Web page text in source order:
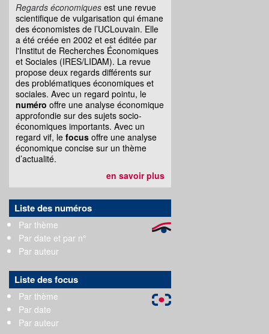
Regards économiques est une revue
scientifique de vulgarisation qui émane
des économistes de l’UCLouvain. Elle
a été créée en 2002 et est éditée par
l'Institut de Recherches Économiques
et Sociales (IRES/LIDAM). La revue
propose deux regards différents sur
des problématiques économiques et
sociales. Avec un regard pointu, le
numéro offre une analyse économique
approfondie sur des sujets socio-
économiques importants. Avec un
regard vif, le focus offre une analyse
économique concise sur un thème
d’actualité.
en savoir plus
Liste des numéros
Par thème
Par date et par n°
Par auteur
Liste des focus
Par thème
Par date
Par auteur